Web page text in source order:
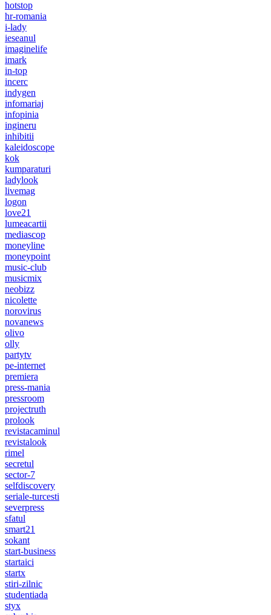
hotstop
hr-romania
i-lady
ieseanul
imaginelife
imark
in-top
incerc
indygen
infomariaj
infopinia
ingineru
inhibitii
kaleidoscope
kok
kumparaturi
ladylook
livemag
logon
love21
lumeacartii
mediascop
moneyline
moneypoint
music-club
musicmix
neobizz
nicolette
norovirus
novanews
olivo
olly
partytv
pe-internet
premiera
press-mania
pressroom
projectruth
prolook
revistacaminul
revistalook
rimel
secretul
sector-7
selfdiscovery
seriale-turcesti
severpress
sfatul
smart21
sokant
start-business
startaici
startx
stiri-zilnic
studentiada
styx